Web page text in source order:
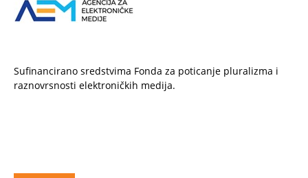
Sufinancirano sredstvima Fonda za poticanje pluralizma i
raznovrsnosti elektroničkih medija.